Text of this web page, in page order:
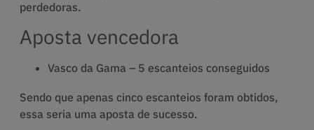
perdedoras.
Aposta vencedora
Vasco da Gama – 5 escanteios conseguidos
Sendo que apenas cinco escanteios foram obtidos,
essa seria uma aposta de sucesso.